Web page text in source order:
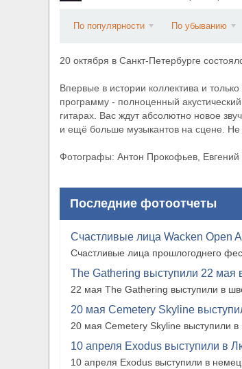
По популярности По убыванию
20 октября в Санкт-Петербурге
Впервые в истории коллектива и
программу - полноценный
гитарах. Вас ждут абсолютно новое
и ещё больше музыкантов на сцене. Не
Фотографы: Антон Прокофьев,
Последние фотоотчеты
Счастливые лица Wacken Open
Счастливые лица прошлогоднего
The Gathering выступили 22 мая
22 мая The Gathering выступили в
20 мая Cemetery Skyline
20 мая Cemetery Skyline выступили
10 апреля Exodus выступили в
10 апреля Exodus выступили в